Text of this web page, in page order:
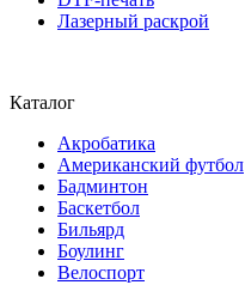
Лазерный раскрой
Каталог
Акробатика
Американский футбол
Бадминтон
Баскетбол
Бильярд
Боулинг
Велоспорт